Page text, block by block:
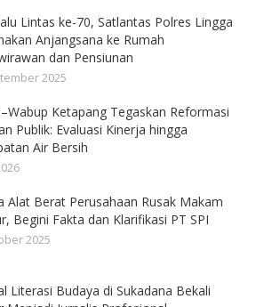
Lintas ke-70, Satlantas Polres Lingga
Anjangsana ke Rumah
dan Pensiunan
2025
Ketapang Tegaskan Reformasi
Publik: Evaluasi Kinerja hingga
Air Bersih
Alat Berat Perusahaan Rusak Makam
Begini Fakta dan Klarifikasi PT SPI
2025
Literasi Budaya di Sukadana Bekali